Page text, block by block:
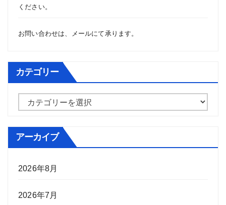
ください。
お問い合わせは、 メールにて承ります。
カテゴリー
アーカイブ
2026年8月
2026年7月